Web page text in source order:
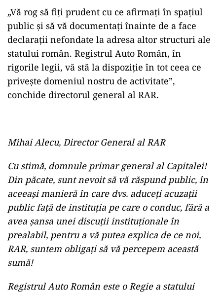
„Vă rog să fiți prudent cu ce afirmați în spațiul
public și să vă documentați înainte de a face
declarații nefondate la adresa altor structuri ale
statului român. Registrul Auto Român, în
rigorile legii, vă stă la dispoziție în tot ceea ce
privește domeniul nostru de activitate”,
conchide directorul general al RAR.
Mihai Alecu, Director General al RAR
Cu stimă, domnule primar general al Capitalei!
Din păcate, sunt nevoit să vă răspund public, în
aceeași manieră în care dvs. aduceți acuzații
public față de instituția pe care o conduc, fără a
avea șansa unei discuții instituționale în
prealabil, pentru a vă putea explica de ce noi,
RAR, suntem obligați să vă percepem această
sumă!
Registrul Auto Român este o Regie a statului